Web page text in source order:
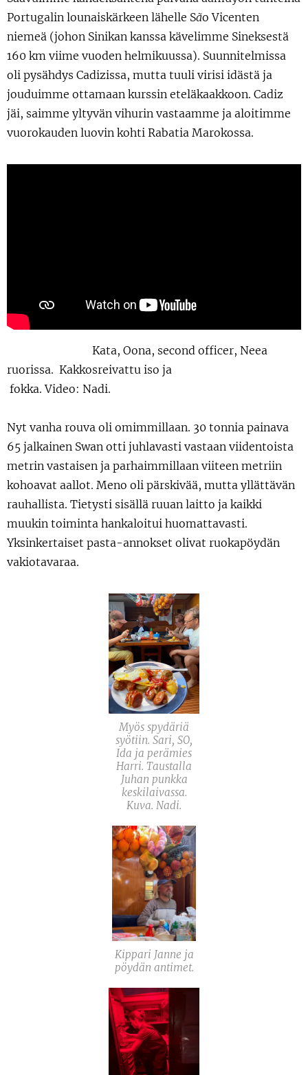
Portugalin lounaiskärkeen lähelle São Vicenten
niemeä (johon Sinikan kanssa kävelimme Sineksestä
160 km viime vuoden helmikuussa). Suunnitelmissa
oli pysähdys Cadizissa, mutta tuuli virisi idästä ja
jouduimme ottamaan kurssin eteläkaakkoon. Cadiz
jäi, saimme yltyvän vihurin vastaamme ja aloitimme
vuorokauden luovin kohti Rabatia Marokossa.
Kata, Oona, second officer, Neea
ruorissa. Kakkosreivattu iso ja
fokka. Video: Nadi.
Nyt vanha rouva oli omimmillaan. 30 tonnia painava
65 jalkainen Swan otti juhlavasti vastaan viidentoista
metrin vastaisen ja parhaimmillaan viiteen metriin
kohoavat aallot. Meno oli pärskivää, mutta yllättävän
rauhallista. Tietysti sisällä ruuan laitto ja kaikki
muukin toiminta hankaloitui huomattavasti.
Yksinkertaiset pasta-annokset olivat ruokapöydän
vakiotavaraa.
Myös spydäriä
syötiin. Sari, SO,
Ida ja perämies
Harri. Taustalla
Juhan punkka
keskilaivassa.
Kuva. Nadi.
Kippari Janne ja
pöydän antimet.